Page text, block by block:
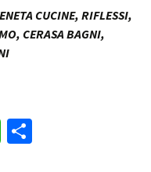
CUCINE, RIFLESSI,
CERASA BAGNI,
W